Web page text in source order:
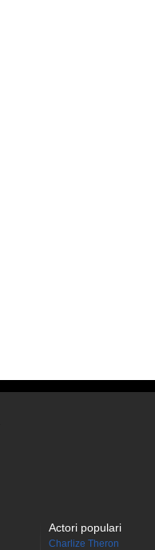
Actori populari
Charlize Theron